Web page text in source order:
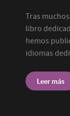
Tras
libro
hemos
idiomas
Leer más